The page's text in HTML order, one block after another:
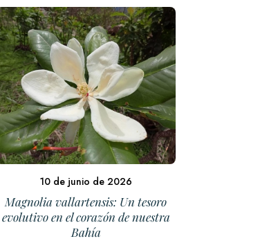
10 de junio de 2026
Magnolia vallartensis: Un tesoro
evolutivo en el corazón de nuestra
Bahía